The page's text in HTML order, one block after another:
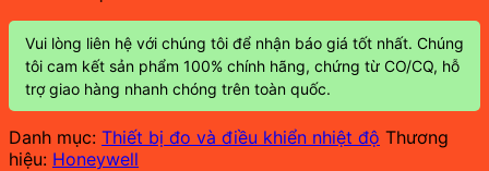
Vui lòng liên hệ với chúng tôi để nhận báo giá tốt nhất. Chúng
tôi cam kết sản phẩm 100% chính hãng, chứng từ CO/CQ, hỗ
trợ giao hàng nhanh chóng trên toàn quốc.
Danh mục: Thiết bị đo và điều khiển nhiệt độ Thương
hiệu: Honeywell